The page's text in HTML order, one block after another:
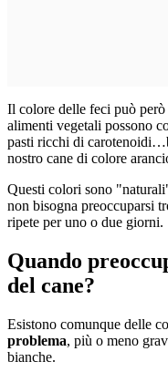
Il colore delle feci può
alimenti vegetali possono
pasti ricchi di
nostro cane di colore
Questi colori sono
non bisogna preoccuparsi
ripete per uno o due giorni.
Quando
del cane?
Esistono comunque delle
problema, più o meno
bianche.